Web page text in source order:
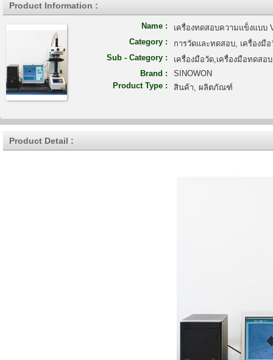
Product Information :
Name :
เครื่องทดสอบความแข็งแบบ
Category :
การวัดและทดสอบ, เครื่องมื
Sub - Category :
เครื่องมือวัด,เครื่องมือทดสอบ
Brand :
SINOWON
Product Type :
สินค้า, ผลิตภัณฑ์
Product Detail :